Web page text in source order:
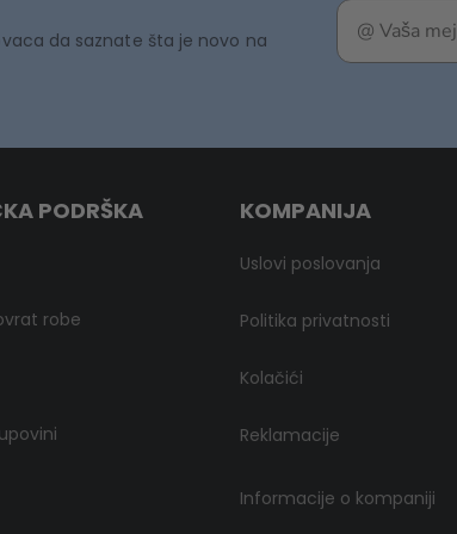
da saznate šta je novo na
PODRŠKA
robe
KOMPANIJA
Uslovi poslovanja
Politika privatnosti
Kolačići
Reklamacije
Informacije o kompaniji